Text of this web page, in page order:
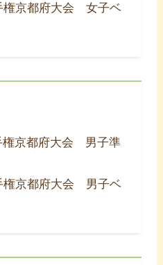
京都府大会 女子ベ
京都府大会 男子準
京都府大会 男子ベ